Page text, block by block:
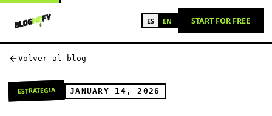
ES EN START FOR FREE
Volver al blog
ESTRATEGIA JANUARY 14, 2026